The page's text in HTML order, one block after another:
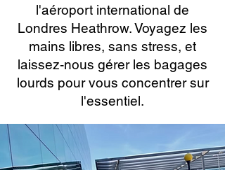
l'aéroport international de
Londres Heathrow. Voyagez les
mains libres, sans stress, et
laissez-nous gérer les bagages
lourds pour vous concentrer sur
l'essentiel.